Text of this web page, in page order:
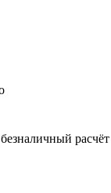
расчёт